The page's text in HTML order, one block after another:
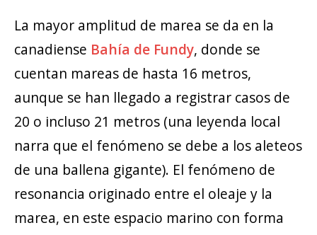
La mayor amplitud de marea se da en la
canadiense Bahía de Fundy, donde se
cuentan mareas de hasta 16 metros,
aunque se han llegado a registrar casos de
20 o incluso 21 metros (una leyenda local
narra que el fenómeno se debe a los aleteos
de una ballena gigante). El fenómeno de
resonancia originado entre el oleaje y la
marea, en este espacio marino con forma